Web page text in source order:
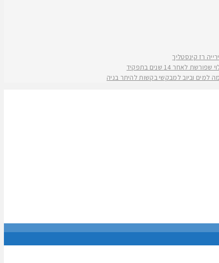
14 שנים בתפקיד
למים וביוב למבקשי בקשות להיתר בניה